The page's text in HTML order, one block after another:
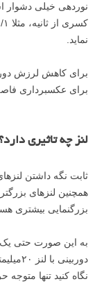
نوردهی خیلی دشوار
نماید.
برای کاهش لرزش
برای عکسبرداری
لنز چه تاثیری
ثابت نگه داشتن
همچنین لنزهای
بزرگنمایی بیشتری
به این صورت حتی
نگاه کنید تنها